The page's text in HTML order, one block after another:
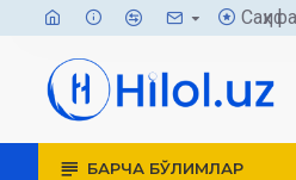
БАРЧА БЎЛИМЛАР